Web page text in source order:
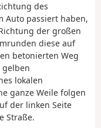
des
Auto passiert haben,
der großen
diese auf
betonierten Weg
gelben
lokalen
ganze Weile folgen
der linken Seite
Straße.